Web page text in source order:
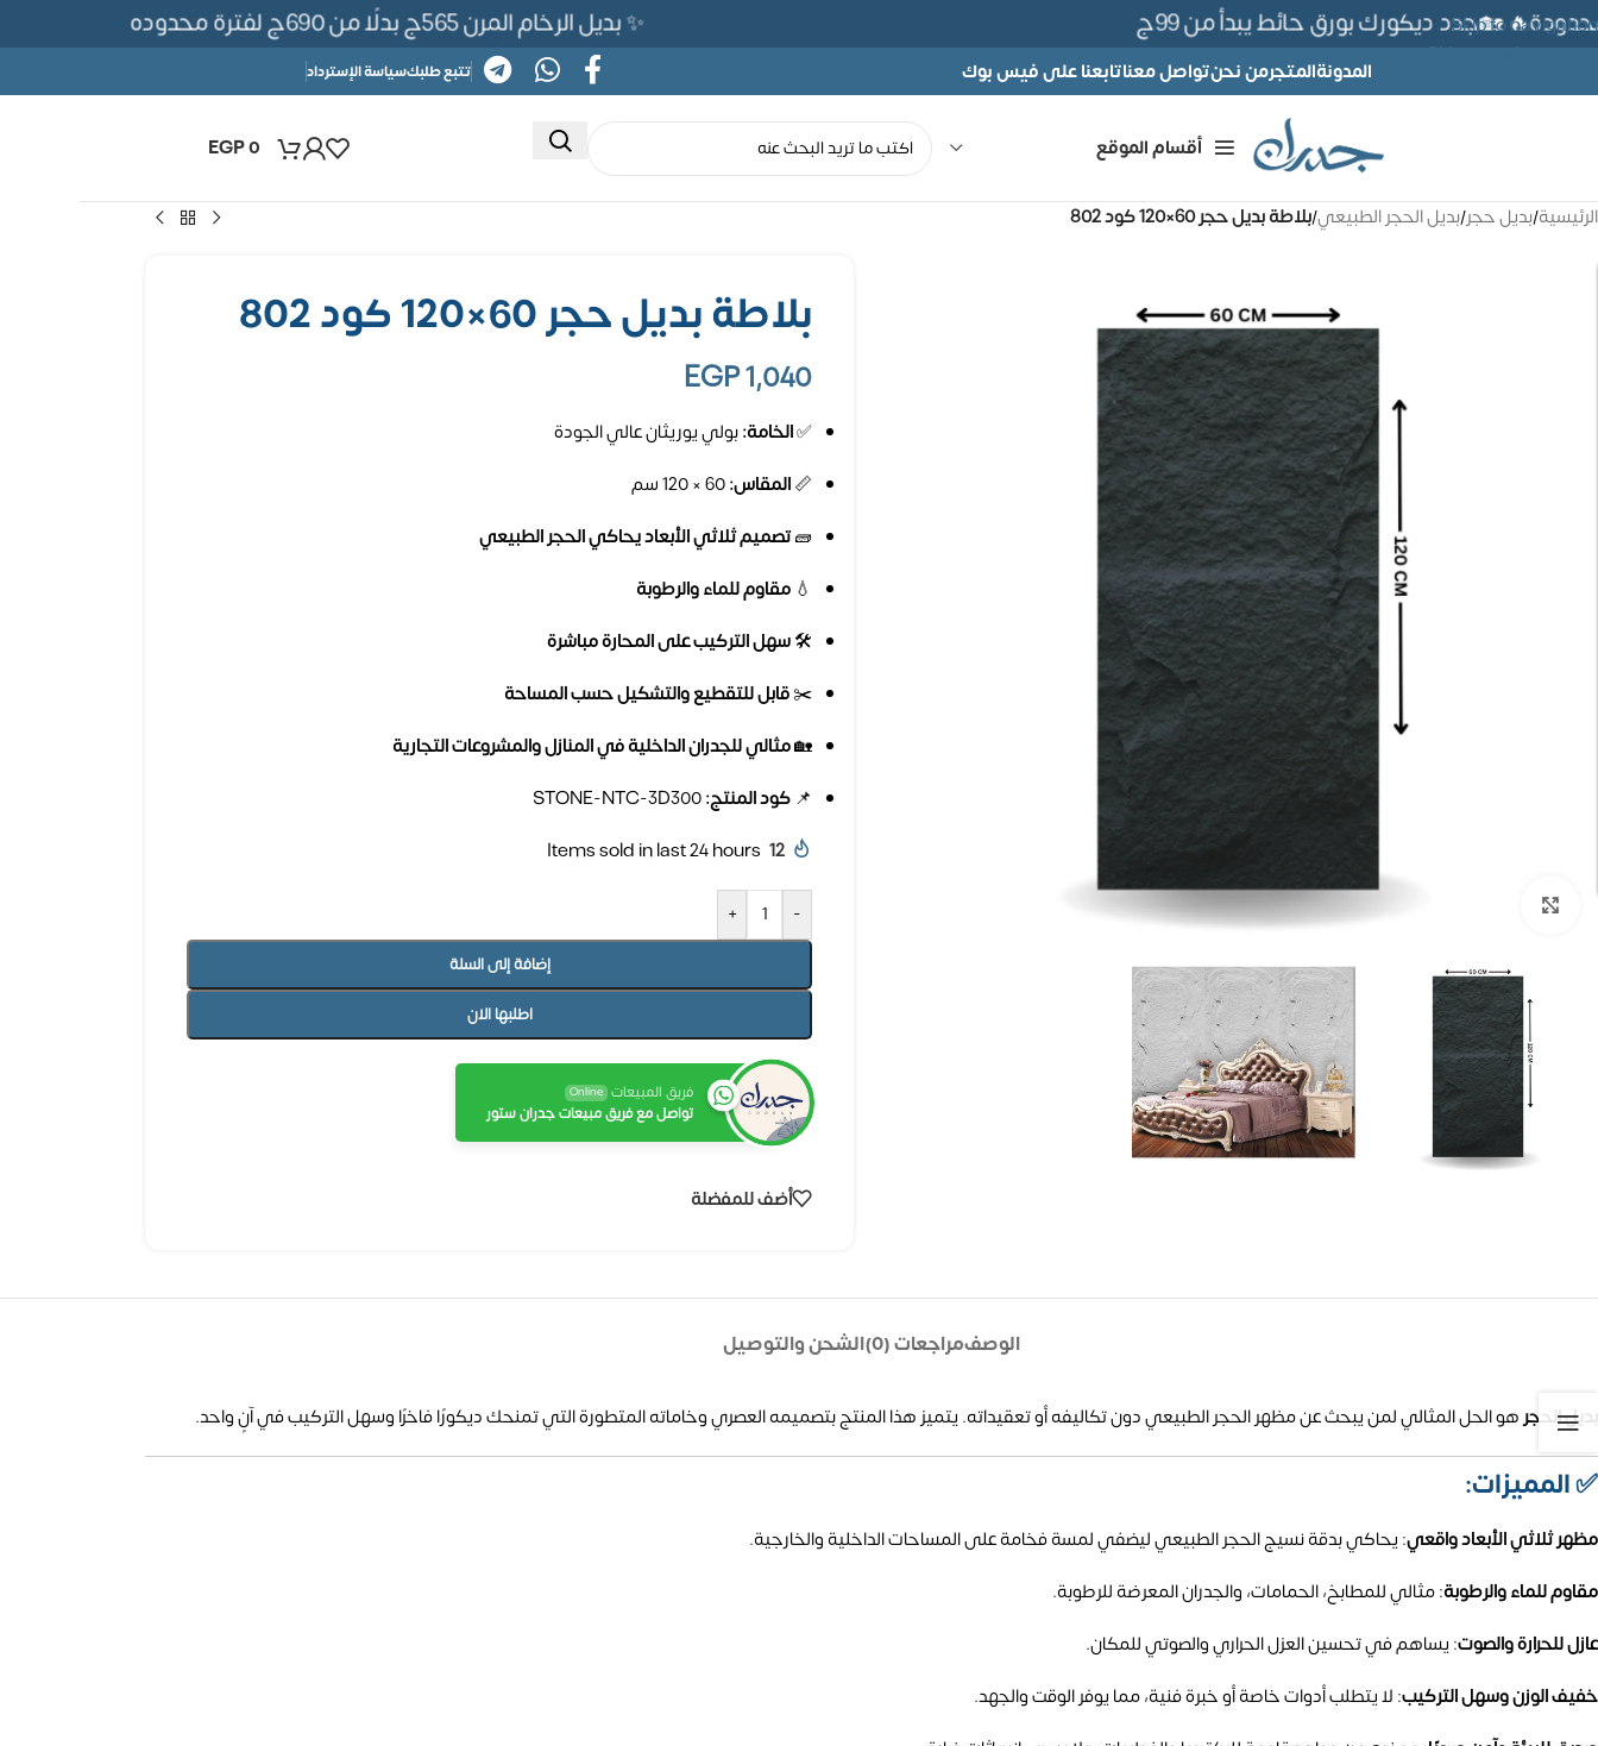
Skip to navigation
Skip to main content
✨ بديل الرخام المرن 565ج بدلًا من 690ج لفترة محدوده 🏡جدد ديكورك بورق حائط يبدأ من 99ج
المدونةالمتجرمن نحنتواصل معناتابعنا على فيس بوك تتبع طلبكسياسة الإسترداد
أقسام الموقع EGP0
الرئيسية/بديل حجر/بديل الحجر الطبيعي/بلاطة بديل حجر 60×120 كود 802
بلاطة بديل حجر 60×120 كود 802
EGP1,040
✅الخامة:بولي يوريثان عالي الجودة
📏المقاس:
🧱تصميم ثلاثي الأبعاد يحاكي الحجر الطبيعي
💧 مقاوم للماء والرطوبة
🛠️سهل التركيب على المحارة مباشرة
✂️قابل للتقطيع والتشكيل حسب المساحة
🏡مثالي للجدران الداخلية في المنازل والمشروعات التجارية
📌 كود المنتج:
12
Items sold in last 24 hours
-
+
إضافة إلى السلة
اطلبها الان
فريق المبيعات Online
تواصل مع فريق مبيعات جدران ستور
أضف للمفضلة
الوصفمراجعات (0) الشحن والتوصيل
بديل الحجرهو الحل المثالي لمن يبحث عن مظهر الحجر الطبيعي دون تكاليفه أو تعقيداته.يتميز هذا المنتج بتصميمه العصري وخاماته المتطورة التي تمنحك ديكورًا فاخرًا وسهل التركيب في آنٍ واحد.​
✅ المميزات:
مظهر ثلاثي الأبعاد واقعي: يحاكي بدقة نسيج الحجر الطبيعي ليضفي لمسة فخامة على المساحات الداخلية والخارجية.
مقاوم للماء والرطوبة:مثالي للمطابخ، الحمامات، والجدران المعرضة للرطوبة.
عازل للحرارة والصوت: يساهم في تحسين العزل الحراري والصوتي للمكان.
خفيف الوزن وسهل التركيب: لا يتطلب أدوات خاصة أو خبرة فنية، مما يوفر الوقت والجهد.